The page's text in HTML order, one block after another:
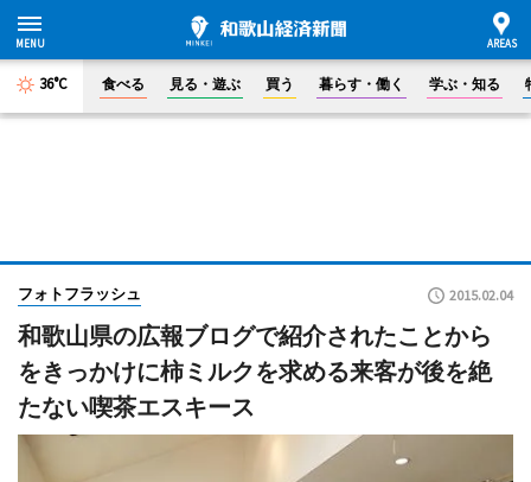
36°C 食べる 見る・遊ぶ 買う 暮らす・働く 学ぶ・知る
フォトフラッシュ 2015.02.04
和歌山県の広報ブログで紹介されたことから
をきっかけに柿ミルクを求める来客が後を絶
たない喫茶エスキース